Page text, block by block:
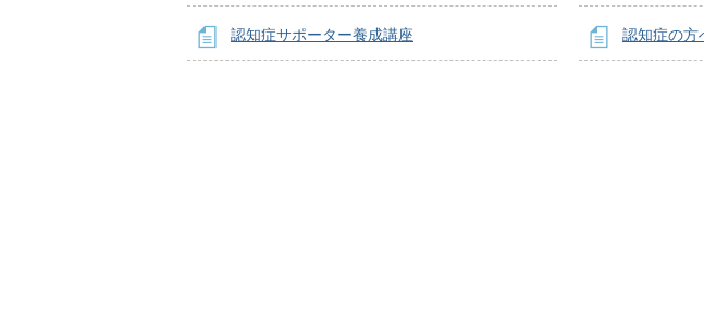
認知症サポーター養成講座 認知症の方